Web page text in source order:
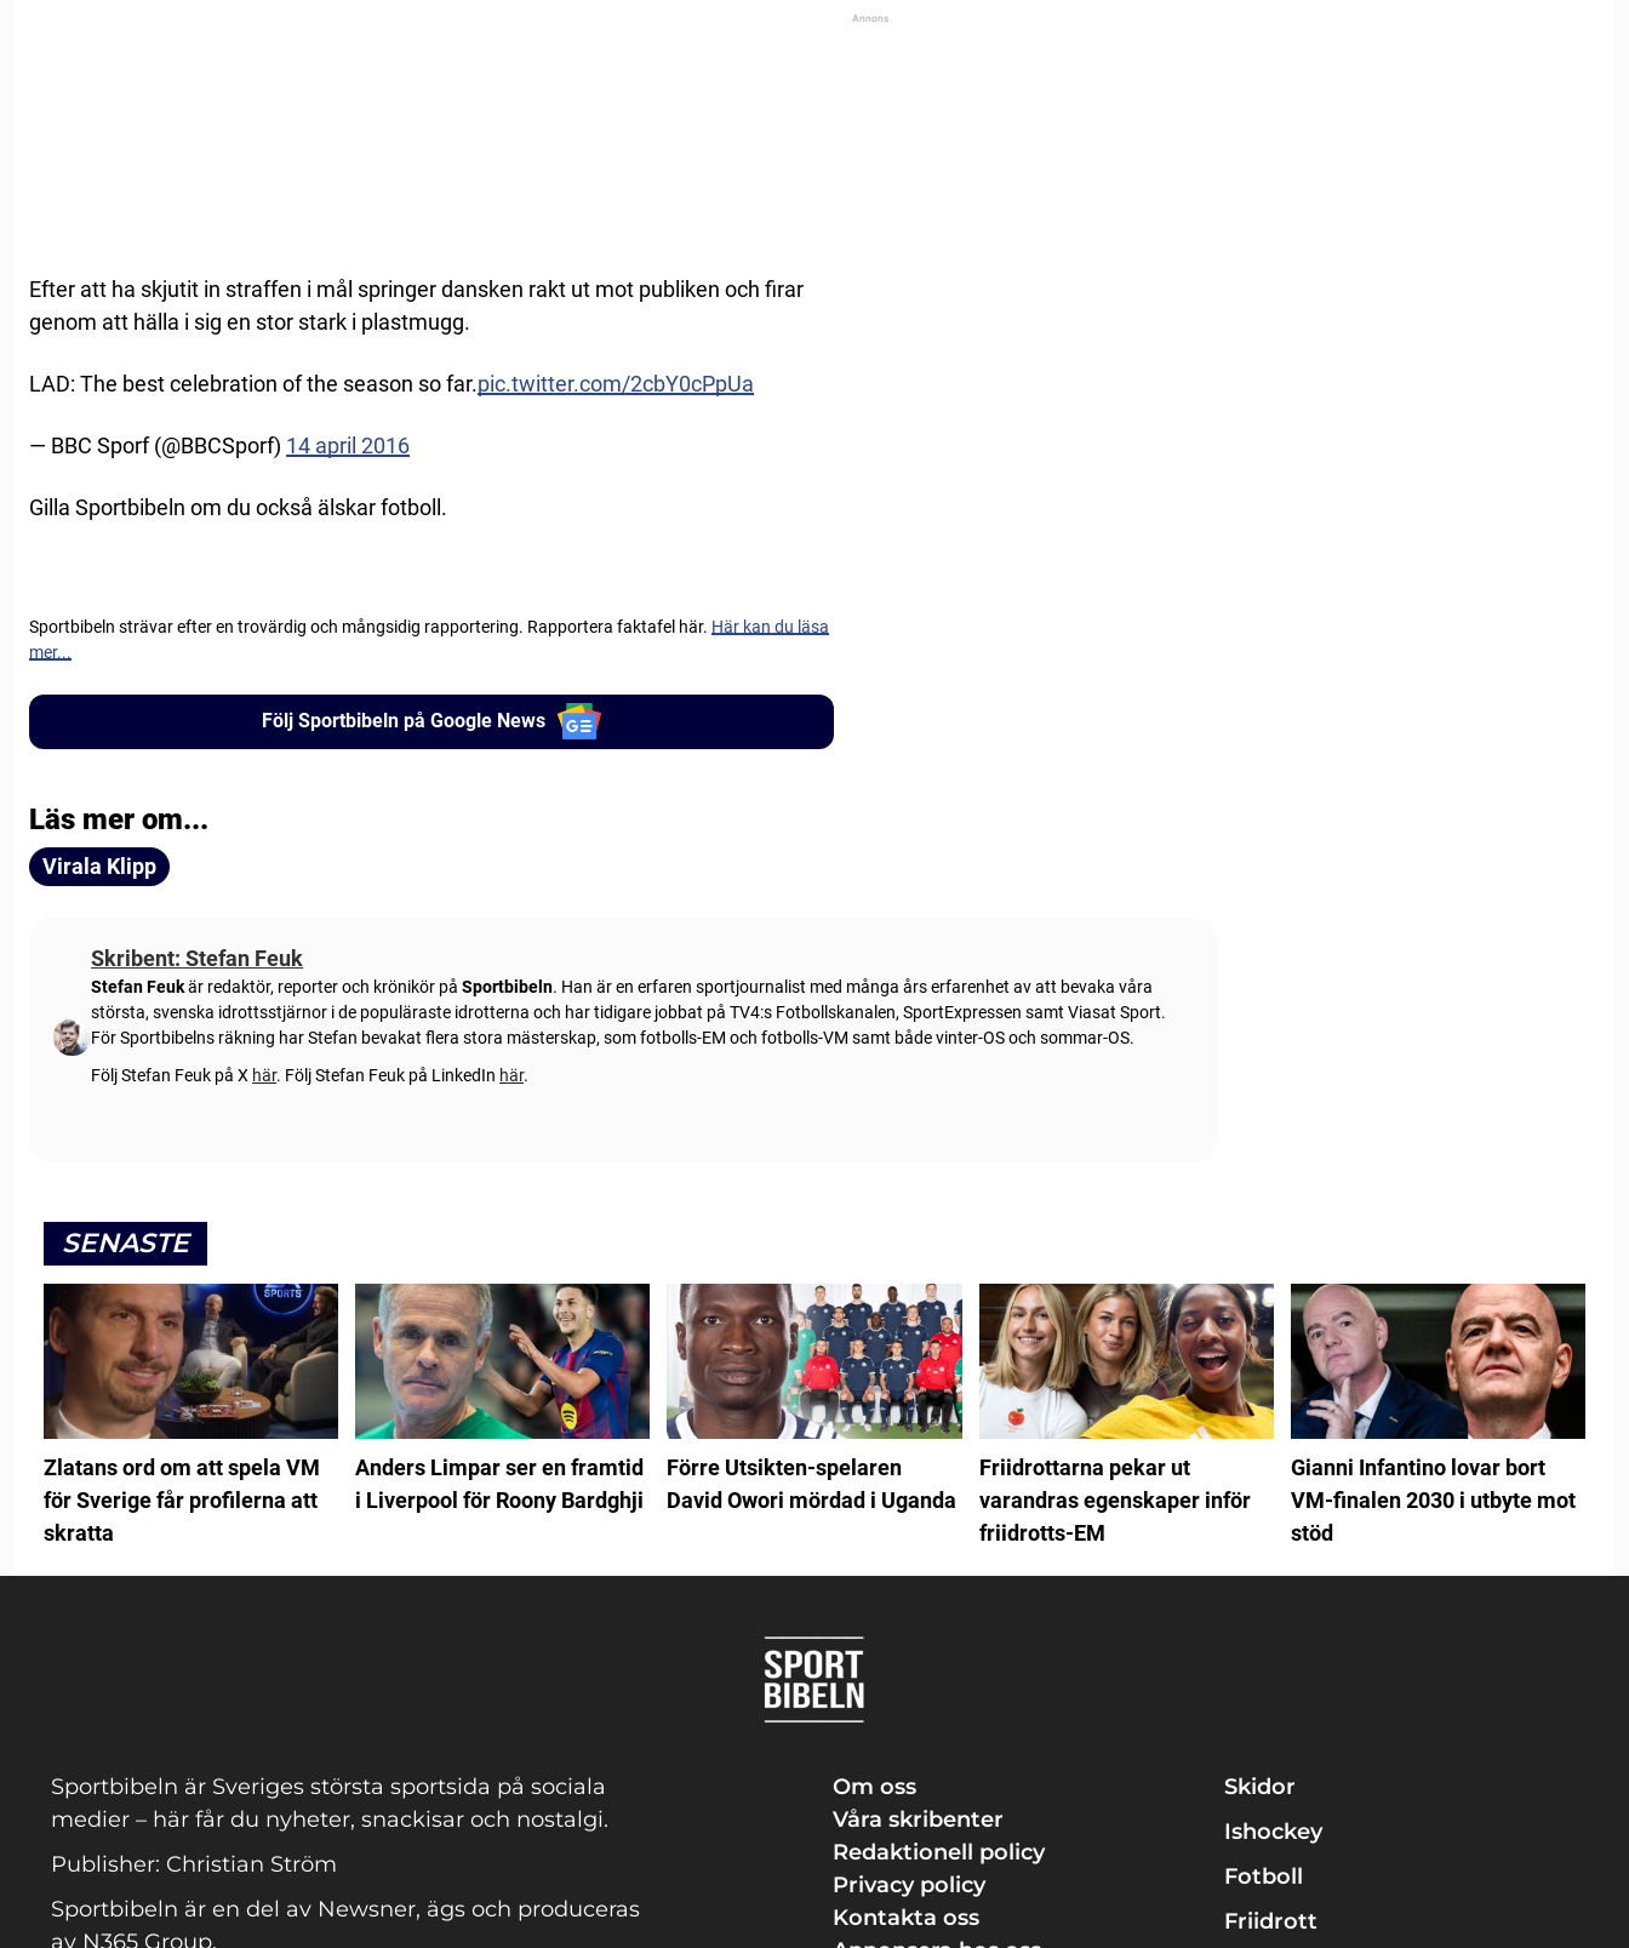
Efter att ha skjutit in straffen i mål springer dansken rakt ut mot publiken och firar
genom att hälla i sig en stor stark i plastmugg.
LAD: The best celebration of the season so far.pic.twitter.com/2cbY0cPpUa
— BBC Sporf (@BBCSporf) 14 april 2016
Gilla Sportbibeln om du också älskar fotboll.
Sportbibeln strävar efter en trovärdig och mångsidig rapportering. Rapportera faktafel här. Här kan du läsa
mer...
Följ Sportbibeln på Google News
Läs mer om...
Virala Klipp
Skribent: Stefan Feuk
Stefan Feukär redaktör, reporter och krönikör påSportbibeln. Han är en erfaren sportjournalist med många års erfarenhet av att bevaka våra
största, svenska idrottsstjärnor i de populäraste idrotterna och har tidigare jobbat på TV4:s Fotbollskanalen, SportExpressen samt Viasat Sport.
För Sportbibelns räkning har Stefan bevakat flera stora mästerskap, som fotbolls-EM och fotbolls-VM samt både vinter-OS och sommar-OS.
Följ Stefan Feuk på X här. Följ Stefan Feuk på LinkedIn här.
SENASTE
Zlatans ord om att spela VM
för Sverige får profilerna att
skratta
Anders Limpar ser en framtid
i Liverpool för Roony Bardghji
Förre Utsikten-spelaren
David Owori mördad i Uganda
Friidrottarna pekar ut
varandras egenskaper inför
friidrotts-EM
Gianni Infantino lovar bort
VM-finalen 2030 i utbyte mot
stöd
Sportbibeln är Sveriges största sportsida på sociala
medier – här får du nyheter, snackisar och nostalgi.
Publisher: Christian Ström
Sportbibeln är en del av Newsner, ägs och produceras
av N365 Group.
Om oss
Våra skribenter
Redaktionell policy
Privacy policy
Kontakta oss
Skidor
Ishockey
Fotboll
Friidrott